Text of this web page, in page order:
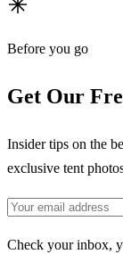
Before you go
Get Our
Insider tips on the
exclusive tent
Check your inbox,